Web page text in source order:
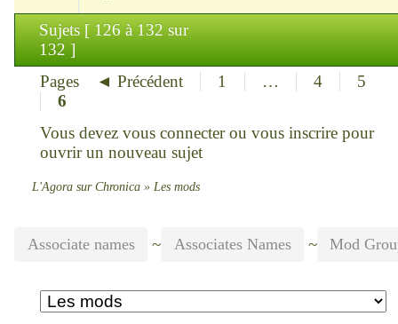
Sujets [ 126 à 132 sur
132 ]
Pages
◄ Précédent 1 … 4
5
6
Vous devez vous connecterou vous inscrirepour
ouvrir un nouveau sujet
L'Agora sur Chronica » Les mods
Associate names ~ Associates Names ~ Mod